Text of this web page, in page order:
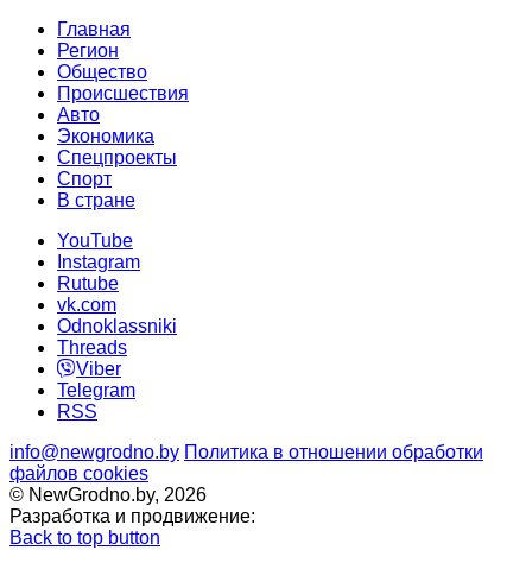
Главная
Регион
Общество
Происшествия
Авто
Экономика
Спецпроекты
Cпорт
В стране
YouTube
Instagram
Rutube
vk.com
Odnoklassniki
Threads
Viber
Telegram
RSS
info@newgrodno.by Политика в отношении обработки
файлов cookies
© NewGrodno.by, 2026
Разработка и продвижение:
Back to top button